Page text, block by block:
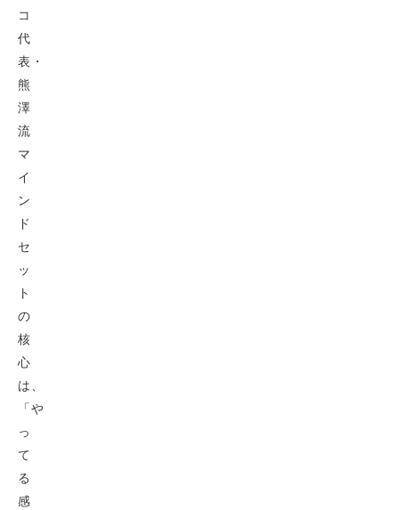
コ
代
表・
熊
澤
流
マ
イ
ン
ド
セ
ッ
ト
の
核
心
は、
「や
っ
て
る
感